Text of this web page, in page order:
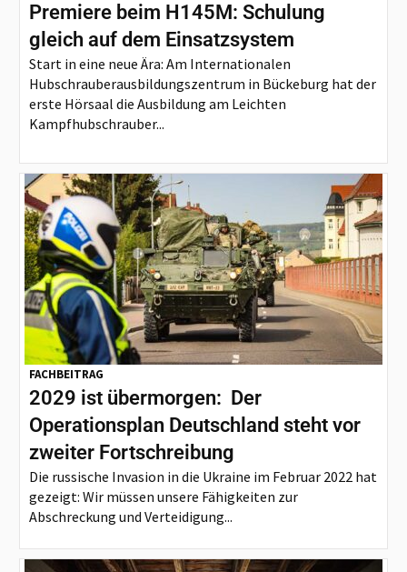
Premiere beim H145M: Schulung
gleich auf dem Einsatzsystem
Start in eine neue Ära: Am Internationalen
Hubschrauberausbildungszentrum in Bückeburg hat der
erste Hörsaal die Ausbildung am Leichten
Kampfhubschrauber...
FACHBEITRAG
2029 ist übermorgen: Der
Operationsplan Deutschland steht vor
zweiter Fortschreibung
Die russische Invasion in die Ukraine im Februar 2022 hat
gezeigt: Wir müssen unsere Fähigkeiten zur
Abschreckung und Verteidigung...